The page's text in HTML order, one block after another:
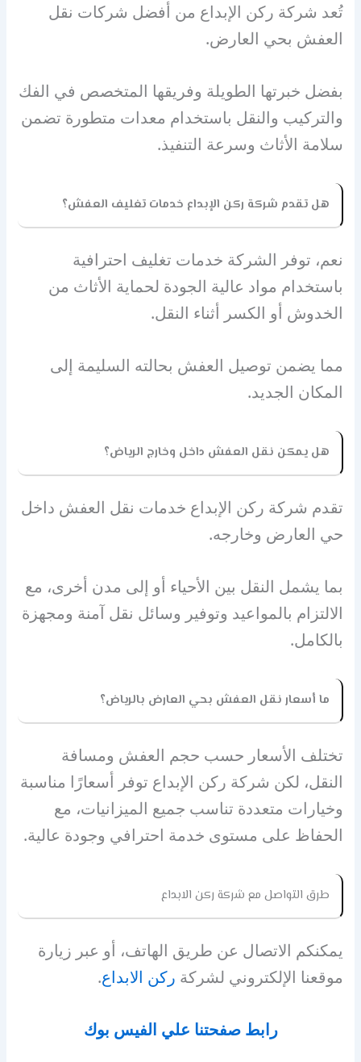
تُعد شركة ركن الإبداع من أفضل شركات نقل
العفش بحي العارض.
بفضل خبرتها الطويلة وفريقها المتخصص في الفك
والتركيب والنقل باستخدام معدات متطورة تضمن
سلامة الأثاث وسرعة التنفيذ.
هل تقدم شركة ركن الإبداع خدمات تغليف العفش؟
نعم، توفر الشركة خدمات تغليف احترافية
باستخدام مواد عالية الجودة لحماية الأثاث من
الخدوش أو الكسر أثناء النقل.
مما يضمن توصيل العفش بحالته السليمة إلى
المكان الجديد.
هل يمكن نقل العفش داخل وخارج الرياض؟
تقدم شركة ركن الإبداع خدمات نقل العفش داخل
حي العارض وخارجه.
بما يشمل النقل بين الأحياء أو إلى مدن أخرى، مع
الالتزام بالمواعيد وتوفير وسائل نقل آمنة ومجهزة
بالكامل.
ما أسعار نقل العفش بحي العارض بالرياض؟
تختلف الأسعار حسب حجم العفش ومسافة
النقل، لكن شركة ركن الإبداع توفر أسعارًا مناسبة
وخيارات متعددة تناسب جميع الميزانيات، مع
الحفاظ على مستوى خدمة احترافي وجودة عالية.
طرق التواصل مع شركة ركن الابداع
يمكنكم الاتصال عن طريق الهاتف، أو عبر زيارة
موقعنا الإلكتروني لشركة ركن الابداع.
رابط صفحتنا علي الفيس بوك